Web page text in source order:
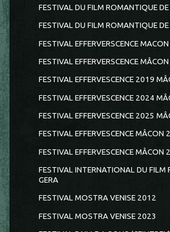
FESTIVAL DU FILM ROMANTIQUE
FESTIVAL DU FILM ROMANTIQUE
FESTIVAL EFFERVERSCENCE
FESTIVAL EFFERVERSCENCE
FESTIVAL EFFERVESCENCE 2019
FESTIVAL EFFERVESCENCE 2024
FESTIVAL EFFERVESCENCE 2025
FESTIVAL EFFERVESCENCE MÂCON
FESTIVAL EFFERVESCENCE MÂCON
FESTIVAL INTERNATIONAL DU FILM
GERA
FESTIVAL MOSTRA VENISE 2012
FESTIVAL MOSTRA VENISE 2023